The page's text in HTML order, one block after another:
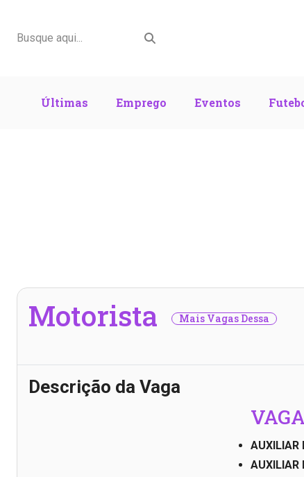
Últimas Emprego Eventos
Motorista Mais Vagas Dessa
Descrição da Vaga
AUXILIAR
AUXILIAR